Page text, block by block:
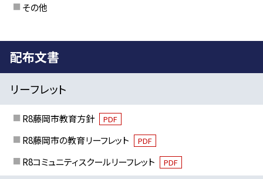
その他
配布文書
リーフレット
R8藤岡市教育方針 PDF
R8藤岡市の教育リーフレット PDF
R8コミュニティスクールリーフレット PDF